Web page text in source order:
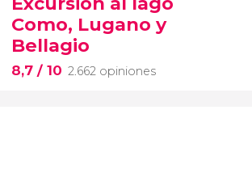
Como, Lugano y
Bellagio
8,7 / 10 2.662 opiniones